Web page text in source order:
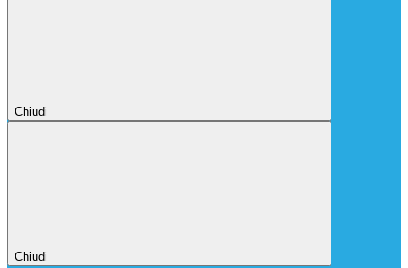
Chiudi
Chiudi